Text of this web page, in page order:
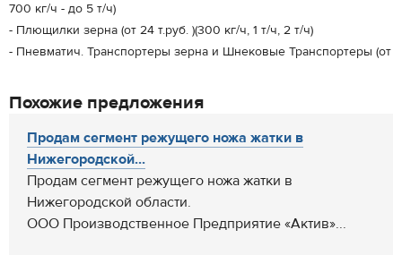
700 кг/ч - до 5 т/ч)
- Плющилки зерна (от 24 т.руб. )(300 кг/ч, 1 т/ч, 2 т/ч)
- Пневматич. Транспортеры зерна и Шнековые Транспортеры (от
Похожие предложения
Продам сегмент режущего ножа жатки в
Нижегородской...
Продам сегмент режущего ножа жатки в
Нижегородской области.
ООО Производственное Предприятие «Актив»...